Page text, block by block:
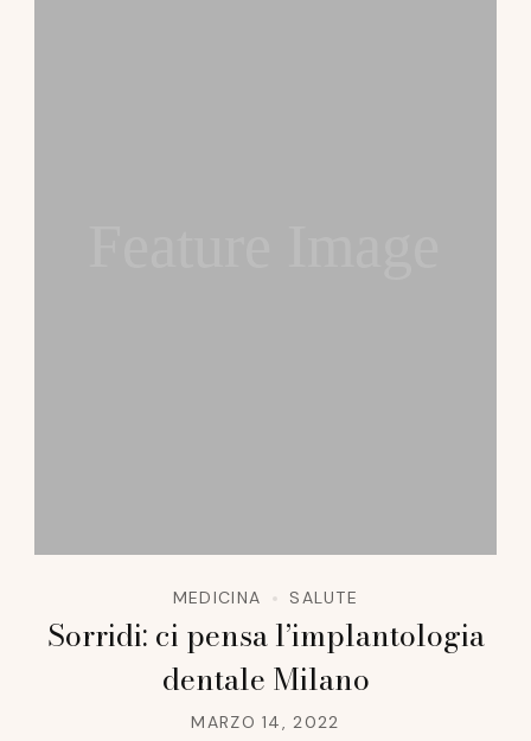
MEDICINA SALUTE
Sorridi: ci pensa l’implantologia
dentale Milano
MARZO 14, 2022